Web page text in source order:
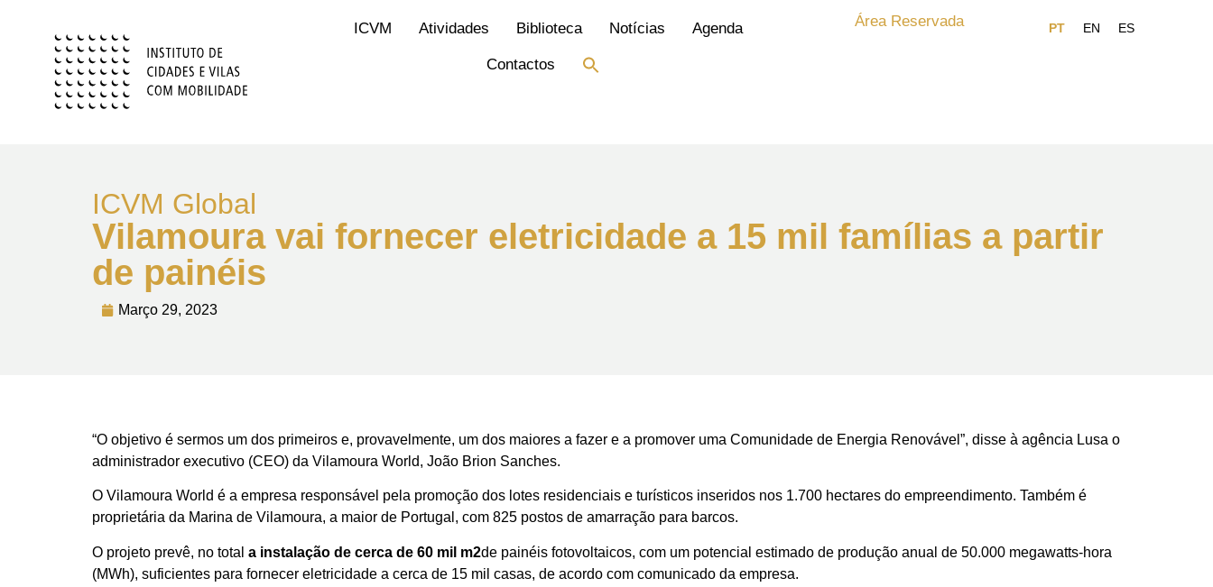
ICVM Atividades Biblioteca Notícias Agenda
Contactos
Área Reservada
ICVM Global
Vilamoura vai fornecer eletricidade a 15 mil famílias a partir
de painéis
Março 29, 2023
“O objetivo é sermos um dos primeiros e, provavelmente, um dos maiores a fazer e a promover uma Comunidade de Energia Renovável”, disse à agência Lusa o
administrador executivo (CEO) da Vilamoura World, João Brion Sanches.
O Vilamoura World é a empresa responsável pela promoção dos lotes residenciais e turísticos inseridos nos 1.700 hectares do empreendimento. Também é
proprietária da Marina de Vilamoura, a maior de Portugal, com 825 postos de amarração para barcos.
O projeto prevê, no total a instalação de cerca de 60 mil m2de painéis fotovoltaicos, com um potencial estimado de produção anual de 50.000 megawatts-hora
(MWh), suficientes para fornecer eletricidade a cerca de 15 mil casas, de acordo com comunicado da empresa.